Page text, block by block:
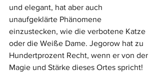
und elegant, hat aber auch
unaufgeklärte Phänomene
einzustecken, wie die verbotene Katze
oder die Weiße Dame. Jegorow hat zu
Hundertprozent Recht, wenn er von der
Magie und Stärke dieses Ortes spricht!